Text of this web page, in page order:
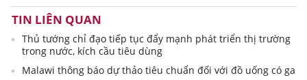
TIN LIÊN QUAN
Thủ tướng chỉ đạo tiếp tục đẩy mạnh phát triển thị trường
trong nước, kích cầu tiêu dùng
Malawi thông báo dự thảo tiêu chuẩn đối với đồ uống có ga